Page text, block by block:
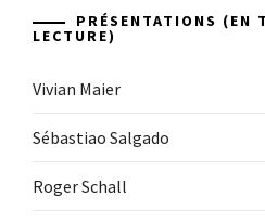
PRÉSENTATIONS (EN
LECTURE)
Vivian Maier
Sébastiao Salgado
Roger Schall